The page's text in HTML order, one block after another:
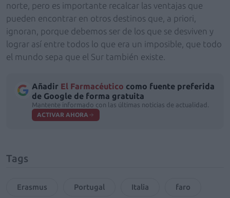
norte, pero es importante recalcar las ventajas que
pueden encontrar en otros destinos que, a priori,
ignoran, porque debemos ser de los que se desviven y
lograr así entre todos lo que era un imposible, que todo
el mundo sepa que el Sur también existe.
Añadir El Farmacéutico como fuente preferida
de Google de forma gratuita
Mantente informado con las últimas noticias de actualidad.
ACTIVAR AHORA
Tags
Erasmus Portugal Italia faro